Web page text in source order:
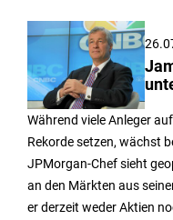
Während viele Anleger
Rekorde setzen, wächst
JPMorgan-Chef sieht
an den Märkten aus
er derzeit weder Aktien